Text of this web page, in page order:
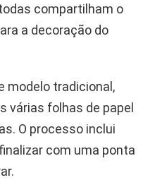
compartilham o
a decoração do
modelo tradicional,
várias folhas de papel
O processo inclui
com uma ponta